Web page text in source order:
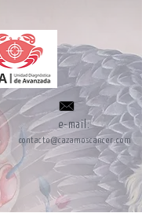
e-mail:
contacto@cazamoscancer.com